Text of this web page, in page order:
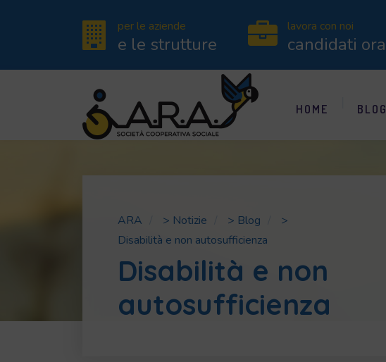
per le aziende
e le strutture
lavora con noi
candidati ora
HOME BLOG
ARA > Notizie > Blog
>
Disabilità e non autosufficienza
Disabilità e non
autosufficienza